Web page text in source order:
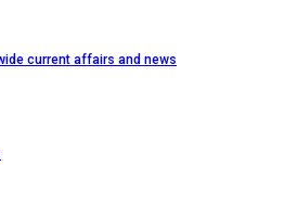
current affairs and news